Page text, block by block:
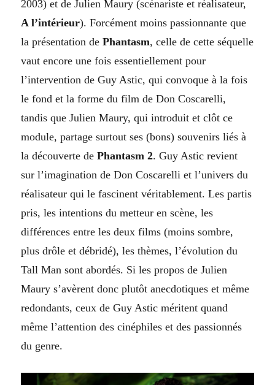
2003) et de Julien Maury (scénariste et réalisateur,
A l’intérieur). Forcément moins passionnante que
la présentation dePhantasm, celle de cette séquelle
vaut encore une fois essentiellement pour
l’intervention de Guy Astic, qui convoque à la fois
le fond et la forme du film de Don Coscarelli,
tandis que Julien Maury, qui introduit et clôt ce
module, partage surtout ses (bons) souvenirs liés à
la découverte dePhantasm 2. Guy Astic revient
sur l’imagination de Don Coscarelli et l’univers du
réalisateur qui le fascinent véritablement. Les partis
pris, les intentions du metteur en scène, les
différences entre les deux films (moins sombre,
plus drôle et débridé), les thèmes, l’évolution du
Tall Man sont abordés. Si les propos de Julien
Maury s’avèrent donc plutôt anecdotiques et même
redondants, ceux de Guy Astic méritent quand
même l’attention des cinéphiles et des passionnés
du genre.